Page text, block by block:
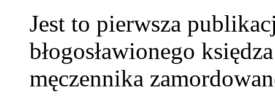
Jest to pierwsza
błogosławionego
męczennika